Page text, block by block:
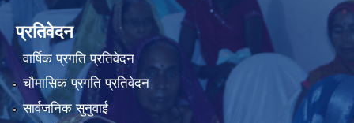
प्रतिवेदन
वार्षिक प्रगति प्रतिवेदन
चौमासिक प्रगति प्रतिवेदन
सार्वजनिक सुनुवाई